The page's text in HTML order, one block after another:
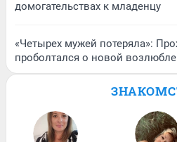
домогательствах к младенцу
«Четырех мужей потеряла»:
проболтался о новой